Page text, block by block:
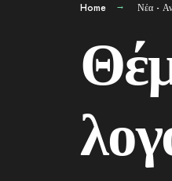
Home Νέα -